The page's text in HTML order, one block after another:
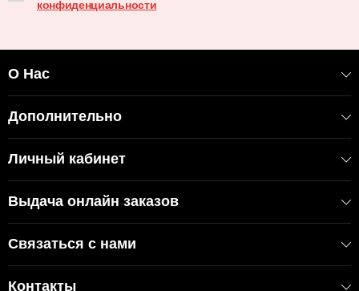
конфиденциальности
О Нас
Дополнительно
Личный кабинет
Выдача онлайн заказов
Связаться с нами
Контакты